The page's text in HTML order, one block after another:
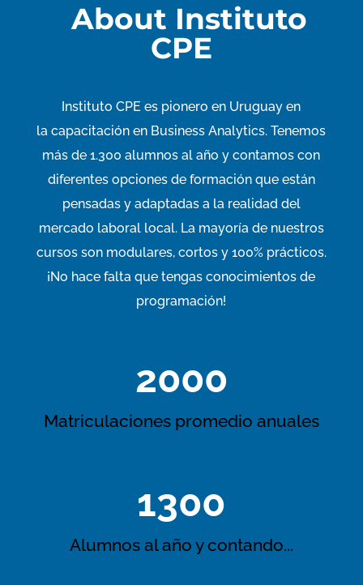
About Instituto
CPE
Instituto CPE es pionero en Uruguay en
lacapacitación en BusinessAnalytics. Tenemos
más de 1.300 alumnos al año y contamos con
diferentes opciones de formación que están
pensadas y adaptadas a la realidad del
mercado laboral local. La mayoría de nuestros
cursos son modulares, cortos y 100% prácticos.
¡No hace falta que tengas conocimientos de
programación!
2000
Matriculaciones promedio anuales
1300
Alumnos al año y contando...